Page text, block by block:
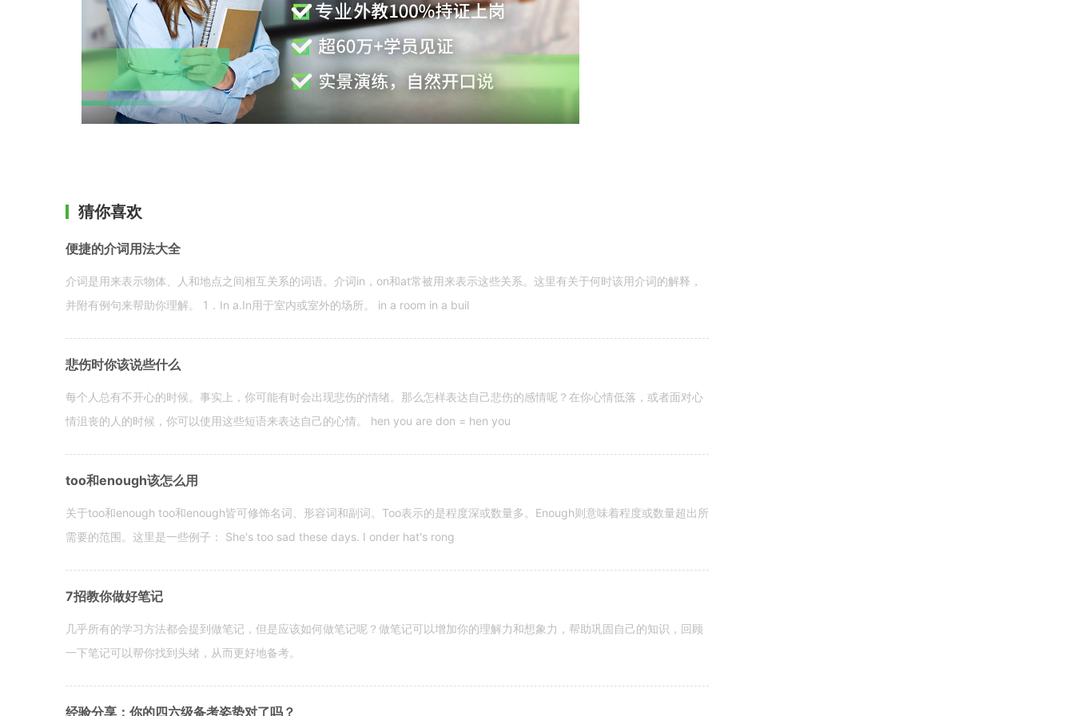
猜你喜欢
便捷的介词用法大全
介词是用来表示物体、人和地点之间相互关系的词语。介词in，on和at常被用来表示这些关系。这里有关于何时该用介词的解释，
并附有例句来帮助你理解。 1．In a.In用于室内或室外的场所。 in a room in a buil
悲伤时你该说些什么
每个人总有不开心的时候。事实上，你可能有时会出现悲伤的情绪。那么怎样表达自己悲伤的感情呢？在你心情低落，或者面对心
情沮丧的人的时候，你可以使用这些短语来表达自己的心情。 hen you are don = hen you
too和enough该怎么用
关于too和enough too和enough皆可修饰名词、形容词和副词。Too表示的是程度深或数量多。Enough则意味着程度或数量超出所
需要的范围。这里是一些例子： She's too sad these days. I onder hat's rong
7招教你做好笔记
几乎所有的学习方法都会提到做笔记，但是应该如何做笔记呢？做笔记可以增加你的理解力和想象力，帮助巩固自己的知识，回顾
一下笔记可以帮你找到头绪，从而更好地备考。
经验分享：你的四六级备考姿势对了吗？